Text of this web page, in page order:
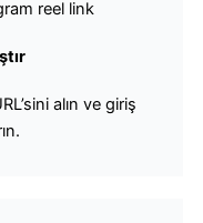
alın ve giriş